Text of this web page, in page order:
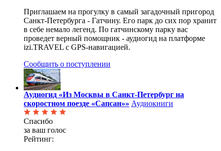
Приглашаем на прогулку в самый загадочный пригород
Санкт-Петербурга - Гатчину. Его парк до сих пор хранит
в себе немало легенд. По гатчинскому парку вас
проведет верный помощник - аудиогид на платформе
izi.TRAVEL с GPS-навигацией.
Сообщить о поступлении
Аудиогид «Из Москвы в Санкт-Петербург на
скоростном поезде «Сапсан»» Аудиокниги
Спасибо
за ваш голос
Рейтинг: